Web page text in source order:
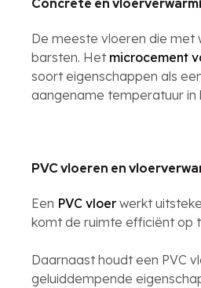
Concrete en
De meeste vloeren die met
barsten. Het microcement
soort eigenschappen als
aangename temperatuur in
PVC vloeren en
Een PVC vloer werkt
komt de ruimte efficiënt op
Daarnaast houdt een PVC
geluiddempende